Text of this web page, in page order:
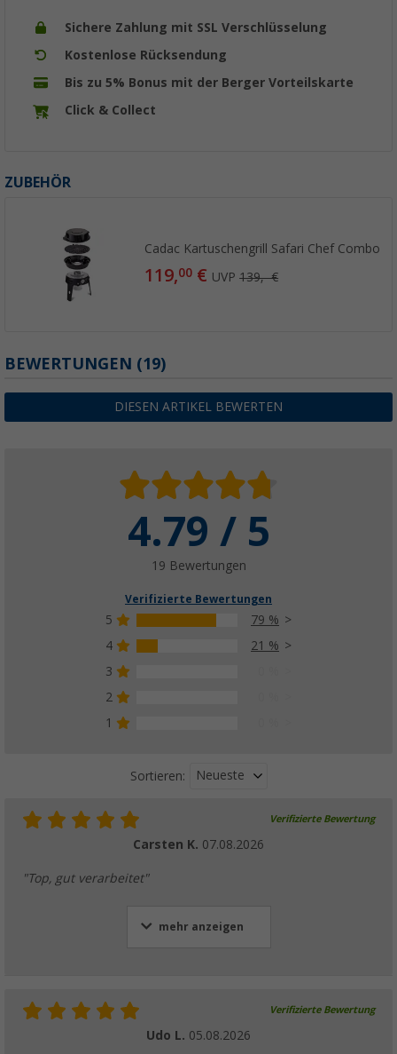
Sichere Zahlung mit SSL Verschlüsselung
Kostenlose Rücksendung
Bis zu 5% Bonus mit der Berger Vorteilskarte
Click & Collect
ZUBEHÖR
Cadac Kartuschengrill Safari Chef Combo
119,00 € UVP139,- €
BEWERTUNGEN (19)
DIESEN ARTIKEL BEWERTEN
4.79 / 5
19 Bewertungen
Verifizierte Bewertungen
5
79 %
4
21 %
3
2
1
Sortieren: Neueste
Verifizierte Bewertung
Carsten K. 07.08.2026
"Top, gut verarbeitet"
mehr anzeigen
Verifizierte Bewertung
Udo L. 05.08.2026